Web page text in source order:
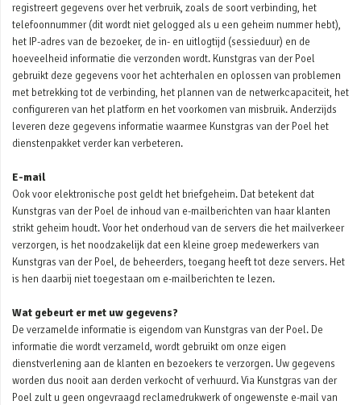
registreert gegevens over het verbruik, zoals de soort verbinding, het
telefoonnummer (dit wordt niet gelogged als u een geheim nummer hebt),
het IP-adres van de bezoeker, de in- en uitlogtijd (sessieduur) en de
hoeveelheid informatie die verzonden wordt. Kunstgras van der Poel
gebruikt deze gegevens voor het achterhalen en oplossen van problemen
met betrekking tot de verbinding, het plannen van de netwerkcapaciteit, het
configureren van het platform en het voorkomen van misbruik. Anderzijds
leveren deze gegevens informatie waarmee Kunstgras van der Poel het
dienstenpakket verder kan verbeteren.
E-mail
Ook voor elektronische post geldt het briefgeheim. Dat betekent dat
Kunstgras van der Poel de inhoud van e-mailberichten van haar klanten
strikt geheim houdt. Voor het onderhoud van de servers die het mailverkeer
verzorgen, is het noodzakelijk dat een kleine groep medewerkers van
Kunstgras van der Poel, de beheerders, toegang heeft tot deze servers. Het
is hen daarbij niet toegestaan om e-mailberichten te lezen.
Wat gebeurt er met uw gegevens?
De verzamelde informatie is eigendom van Kunstgras van der Poel. De
informatie die wordt verzameld, wordt gebruikt om onze eigen
dienstverlening aan de klanten en bezoekers te verzorgen. Uw gegevens
worden dus nooit aan derden verkocht of verhuurd. Via Kunstgras van der
Poel zult u geen ongevraagd reclamedrukwerk of ongewenste e-mail van